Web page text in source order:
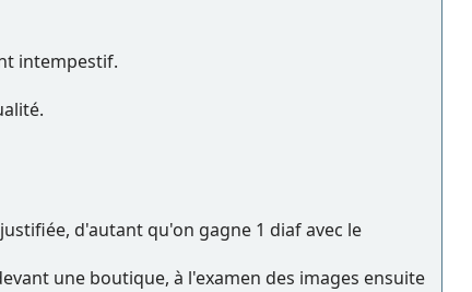
intempestif.
d'autant qu'on gagne 1 diaf avec le
une boutique, à l'examen des images ensuite